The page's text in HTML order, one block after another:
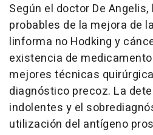
Según el doctor De
probables de la mejora de
linforma no Hodking y
existencia de
mejores técnicas
diagnóstico precoz. La
indolentes y el
utilización del antígeno